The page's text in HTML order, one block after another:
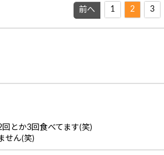
前へ 1 2 3
とか3回食べてます(笑)
せん(笑)